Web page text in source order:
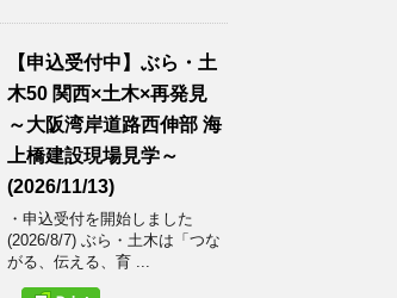
【申込受付中】ぶら・土
木50 関西×土木×再発見
～大阪湾岸道路西伸部 海
上橋建設現場見学～
(2026/11/13)
・申込受付を開始しました
(2026/8/7) ぶら・土木は「つな
がる、伝える、育 ...